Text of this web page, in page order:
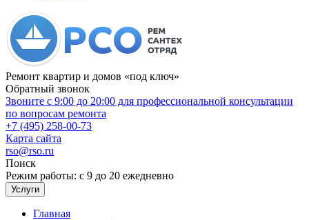
Ремонт квартир и домов «под ключ»
Обратный звонок
Звоните с 9:00 до 20:00 для профессиональной консультации
по вопросам ремонта
+7 (495) 258-00-73
Карта сайта
rso@rso.ru
Поиск
Режим работы: с 9 до 20 ежедневно
Услуги
Главная